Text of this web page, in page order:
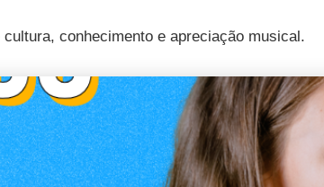
conhecimento e apreciação musical.